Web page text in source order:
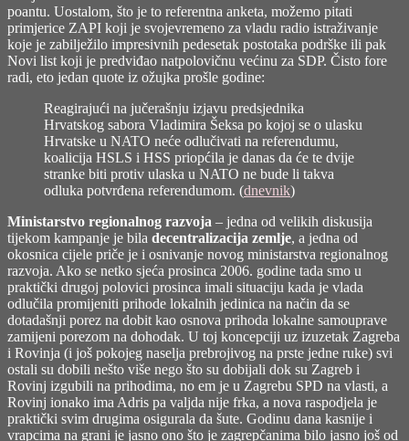
poantu. Uostalom, što je to referentna anketa, možemo pitati
primjerice ZAPI koji je svojevremeno za vladu radio istraživanje
koje je zabilježilo impresivnih pedesetak postotaka podrške ili pak
Novi list koji je predviđao natpolovičnu većinu za SDP. Čisto fore
radi, eto jedan quote iz ožujka prošle godine:
Reagirajući na jučerašnju izjavu predsjednika
Hrvatskog sabora Vladimira Šeksa po kojoj se o ulasku
Hrvatske u NATO neće odlučivati na referendumu,
koalicija HSLS i HSS priopćila je danas da će te dvije
stranke biti protiv ulaska u NATO ne bude li takva
odluka potvrđena referendumom. (dnevnik)
Ministarstvo regionalnog razvoja – jedna od velikih diskusija
tijekom kampanje je bila decentralizacija zemlje, a jedna od
okosnica cijele priče je i osnivanje novog ministarstva regionalnog
razvoja. Ako se netko sjeća prosinca 2006. godine tada smo u
praktički drugoj polovici prosinca imali situaciju kada je vlada
odlučila promijeniti prihode lokalnih jedinica na način da se
dotadašnji porez na dobit kao osnova prihoda lokalne samouprave
zamijeni porezom na dohodak. U toj koncepciji uz izuzetak Zagreba
i Rovinja (i još pokojeg naselja prebrojivog na prste jedne ruke) svi
ostali su dobili nešto više nego što su dobijali dok su Zagreb i
Rovinj izgubili na prihodima, no em je u Zagrebu SPD na vlasti, a
Rovinj ionako ima Adris pa valjda nije frka, a nova raspodjela je
praktički svim drugima osigurala da šute. Godinu dana kasnije i
vrapcima na grani je jasno ono što je zagrepčanima bilo jasno još od